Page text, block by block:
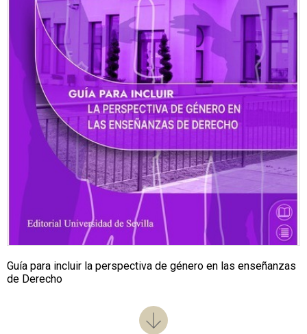
Guía para incluir la perspectiva de género en las enseñanzas
de Derecho